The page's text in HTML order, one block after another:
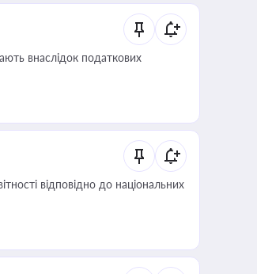
внаслідок податкових
відповідно до національних